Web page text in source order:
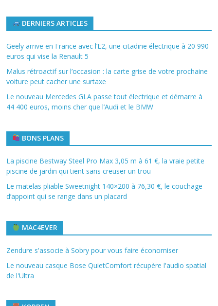
DERNIERS ARTICLES
Geely arrive en France avec l’E2, une citadine électrique à 20 990
euros qui vise la Renault 5
Malus rétroactif sur l’occasion : la carte grise de votre prochaine
voiture peut cacher une surtaxe
Le nouveau Mercedes GLA passe tout électrique et démarre à
44 400 euros, moins cher que l’Audi et le BMW
BONS PLANS
La piscine Bestway Steel Pro Max 3,05 m à 61 €, la vraie petite
piscine de jardin qui tient sans creuser un trou
Le matelas pliable Sweetnight 140×200 à 76,30 €, le couchage
d’appoint qui se range dans un placard
MAC4EVER
Zendure s'associe à Sobry pour vous faire économiser
Le nouveau casque Bose QuietComfort récupère l'audio spatial
de l'Ultra